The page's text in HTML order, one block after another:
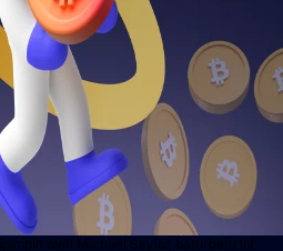
oleh Michael Saylor, baru-baru ini